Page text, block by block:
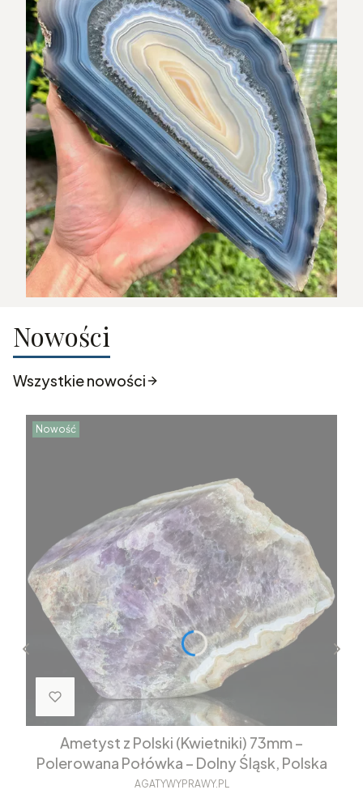
Nowości
Wszystkie nowości
Nowość
Ametyst z Polski (Kwietniki) 73mm –
Polerowana Połówka – Dolny Śląsk, Polska
AGATYWYPRAWY.PL